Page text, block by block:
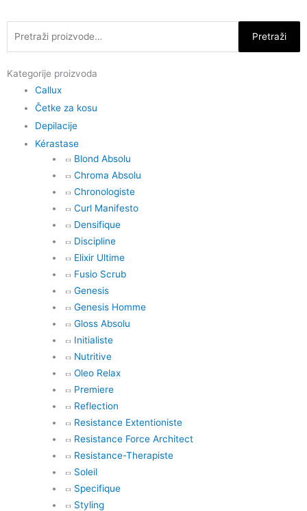
to
content
Pretraži
Kategorije proizvoda
Callux
Četke za kosu
Depilacije
Kérastase
Blond Absolu
Chroma Absolu
Chronologiste
Curl Manifesto
Densifique
Discipline
Elixir Ultime
Fusio Scrub
Genesis
Genesis Homme
Gloss Absolu
Initialiste
Nutritive
Oleo Relax
Premiere
Reflection
Resistance Extentioniste
Resistance Force Architect
Resistance-Therapiste
Soleil
Specifique
Styling